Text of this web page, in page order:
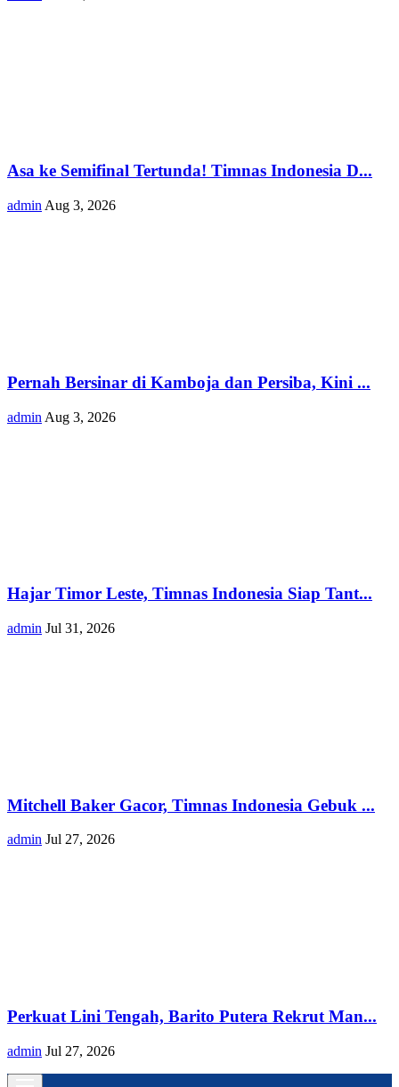
Asa ke Semifinal Tertunda! Timnas Indonesia D...
admin Aug 3, 2026
Pernah Bersinar di Kamboja dan Persiba, Kini ...
admin Aug 3, 2026
Hajar Timor Leste, Timnas Indonesia Siap Tant...
admin Jul 31, 2026
Mitchell Baker Gacor, Timnas Indonesia Gebuk ...
admin Jul 27, 2026
Perkuat Lini Tengah, Barito Putera Rekrut Man...
admin Jul 27, 2026